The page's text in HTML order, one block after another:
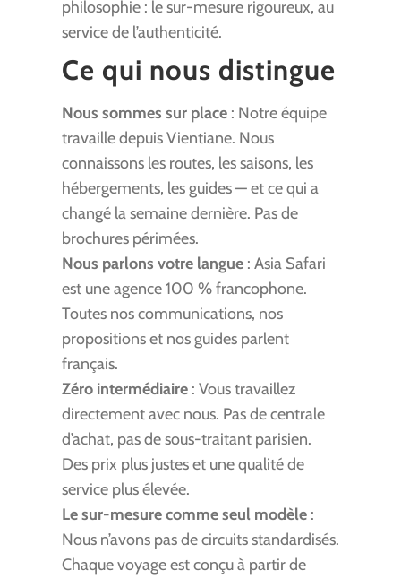
philosophie : le sur-mesure rigoureux, au
service de l’authenticité.
Ce qui nous distingue
Nous sommes sur place: Notre équipe
travaille depuis Vientiane. Nous
connaissons les routes, les saisons, les
hébergements, les guides — et ce qui a
changé la semaine dernière. Pas de
brochures périmées.
Nous parlons votre langue: Asia Safari
est une agence 100 % francophone.
Toutes nos communications, nos
propositions et nos guides parlent
français.
Zéro intermédiaire: Vous travaillez
directement avec nous. Pas de centrale
d’achat, pas de sous-traitant parisien.
Des prix plus justes et une qualité de
service plus élevée.
Le sur-mesure comme seul modèle:
Nous n’avons pas de circuits standardisés.
Chaque voyage est conçu à partir de